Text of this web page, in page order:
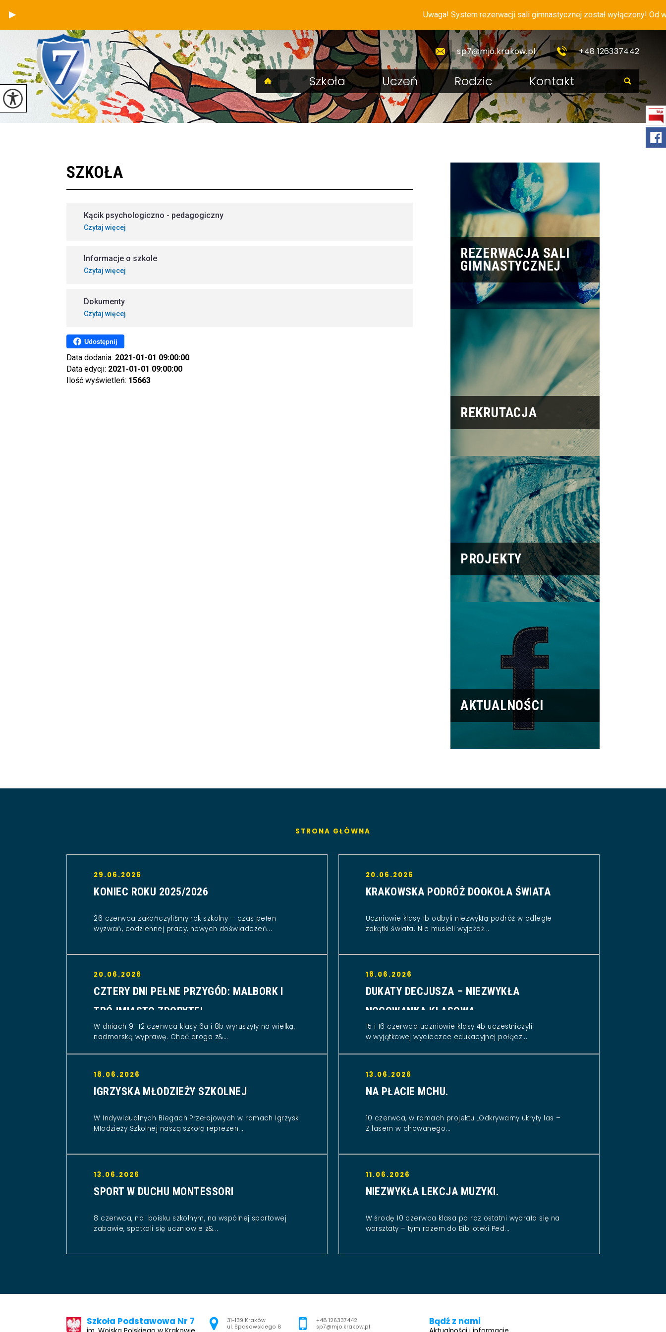
Uwaga! System rezerwacji sali gimnastycznej został wyłączony! Od
sp7@mjo.krakow.pl +48 126337442
Szkoła Uczeń Rodzic Kontakt
SZKOŁA
Kącik psychologiczno - pedagogiczny
Czytaj więcej
Informacje o szkole
Czytaj więcej
Dokumenty
Czytaj więcej
Udostępnij
Data dodania: 2021-01-01 09:00:00
Data edycji: 2021-01-01 09:00:00
Ilość wyświetleń: 15663
REZERWACJA SALI
GIMNASTYCZNEJ
REKRUTACJA
PROJEKTY
AKTUALNOŚCI
STRONA GŁÓWNA
29.06.2026
KONIEC ROKU 2025/2026
26 czerwca zakończyliśmy rok szkolny – czas pełen
wyzwań, codziennej pracy, nowych doświadczeń...
20.06.2026
KRAKOWSKA PODRÓŻ DOOKOŁA ŚWIATA
Uczniowie klasy 1b odbyli niezwykłą podróż w odległe
zakątki świata. Nie musieli wyjeżdż...
20.06.2026
CZTERY DNI PEŁNE PRZYGÓD: MALBORK I
TRÓJMIASTO ZDOBYTE!
W dniach 9–12 czerwca klasy 6a i 8b wyruszyły na wielką,
nadmorską wyprawę. Choć droga z&...
18.06.2026
DUKATY DECJUSZA – NIEZWYKŁA
NOCOWANKA KLASOWA
15 i 16 czerwca uczniowie klasy 4b uczestniczyli
w wyjątkowej wycieczce edukacyjnej połącz...
18.06.2026
IGRZYSKA MŁODZIEŻY SZKOLNEJ
W Indywidualnych Biegach Przełajowych w ramach Igrzysk
Młodzieży Szkolnej naszą szkołę reprezen...
13.06.2026
NA PŁACIE MCHU.
10 czerwca, w ramach projektu „Odkrywamy ukryty las –
Z lasem w chowanego...
13.06.2026
SPORT W DUCHU MONTESSORI
8 czerwca, na boisku szkolnym, na wspólnej sportowej
zabawie, spotkali się uczniowie z&...
11.06.2026
NIEZWYKŁA LEKCJA MUZYKI.
W środę 10 czerwca klasa po raz ostatni wybrała się na
warsztaty – tym razem do Biblioteki Ped...
Szkoła Podstawowa Nr 7 Adres pocztowy:
31-139 Kraków
ul. Spasowskiego 8
+48 126337442
sp7@mjo.krakow.pl
Bądź z nami